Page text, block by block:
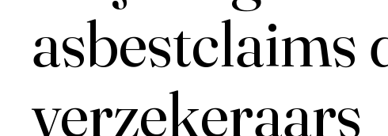
asbestclaims
verzekeraars